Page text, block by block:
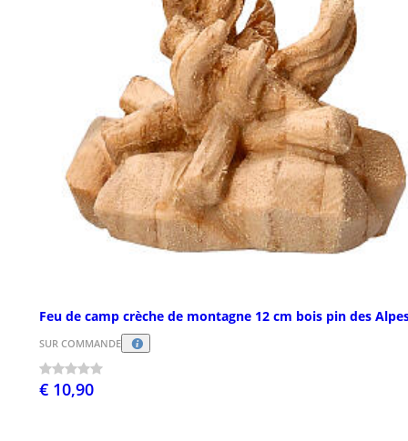
Feu de camp crèche de montagne 12 cm bois pin des
SUR COMMANDE
€ 10,90